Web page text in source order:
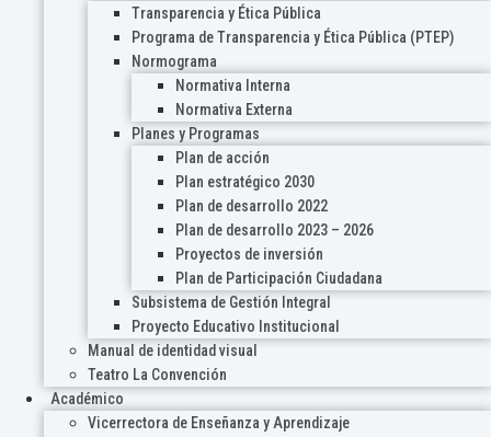
Transparencia y Ética Pública
Programa de Transparencia y Ética Pública (PTEP)
Normograma
Normativa Interna
Normativa Externa
Planes y Programas
Plan de acción
Plan estratégico 2030
Plan de desarrollo 2022
Plan de desarrollo 2023 – 2026
Proyectos de inversión
Plan de Participación Ciudadana
Subsistema de Gestión Integral
Proyecto Educativo Institucional
Manual de identidad visual
Teatro La Convención
Académico
Vicerrectora de Enseñanza y Aprendizaje